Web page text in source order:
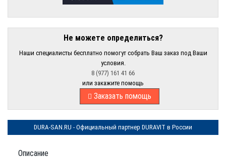
Не можете определиться?
Наши специалисты бесплатно помогут собрать Ваш заказ под Ваши
условия.
8 (977) 161 41 66
или закажите помощь
Заказать помощь
DURA-SAN.RU - Официальный партнер DURAVIT в России
Описание